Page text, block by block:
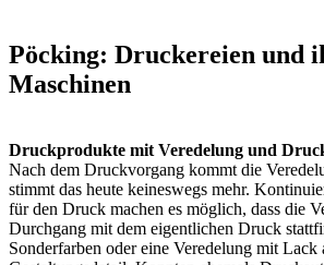
Pöcking: Druckereien und
Maschinen
Druckprodukte mit Veredelung und
Nach dem Druckvorgang kommt die
stimmt das heute keineswegs mehr.
für den Druck machen es möglich, dass die
Durchgang mit dem eigentlichen Druck
Sonderfarben oder eine Veredelung mit